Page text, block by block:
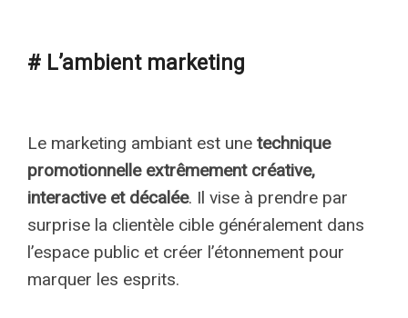
# L’ambient marketing
Le marketing ambiant est une technique
promotionnelle extrêmement créative,
interactive et décalée. Il vise à prendre par
surprise la clientèle cible généralement dans
l’espace public et créer l’étonnement pour
marquer les esprits.